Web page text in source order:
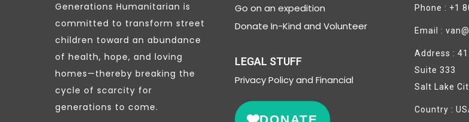
Generations Humanitarian is
committed to transform street
children toward an abundance
of health, hope, and loving
homes—thereby breaking the
cycle of scarcity for
generations to come.
Go on an expedition
Donate In-Kind and Volunteer
LEGAL STUFF
PrivacyPolicy and Financial
Phone : +1
Email :
Address :
Suite 333
Salt Lake
Country :